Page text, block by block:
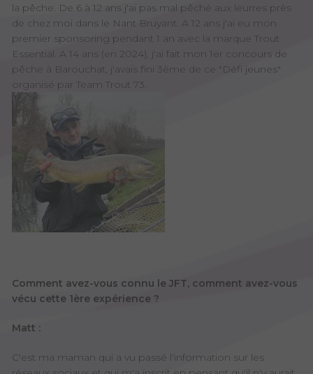
la pêche. De 6 à 12 ans j'ai pas mal pêché aux leurres près
de chez moi dans le Nant Bruyant. A 12 ans j'ai eu mon
premier sponsoring pendant 1 an avec la marque Trout
Essential. A 14 ans (en 2024), j'ai fait mon 1er concours de
pêche à Barouchat, j'avais fini 3ème de ce "Défi jeunes"
organisé par Team Trout 73.
Comment avez-vous connu le JFT, comment avez-vous
vécu cette 1ère expérience ?
Matt :
C'est ma maman qui a vu passé l'information sur les